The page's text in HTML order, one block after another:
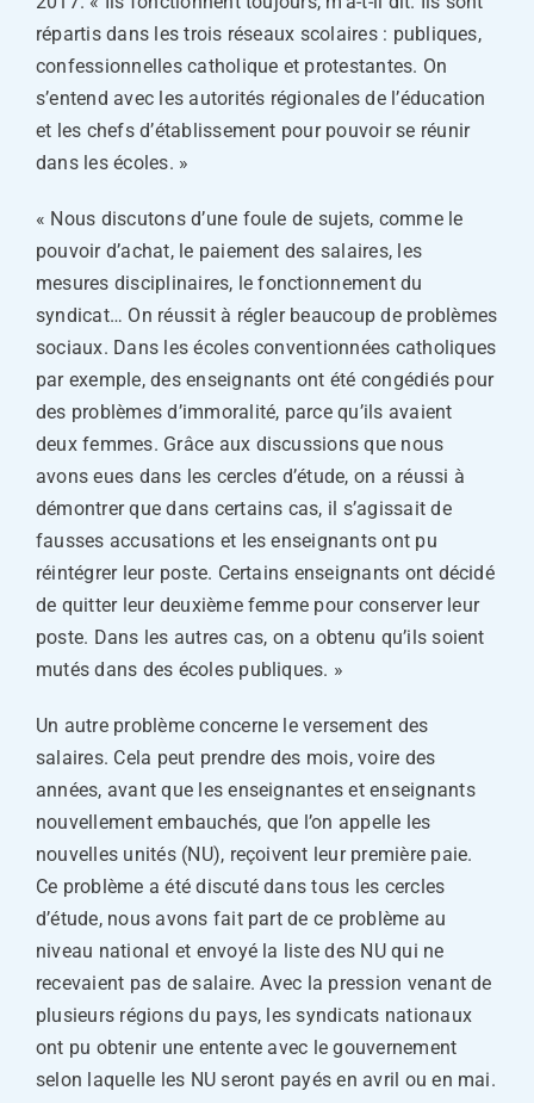
répartis dans les trois réseaux scolaires : publiques,
confessionnelles catholique et protestantes. On
s’entend avec les autorités régionales de l’éducation
et les chefs d’établissement pour pouvoir se réunir
dans les écoles. »
« Nous discutons d’une foule de sujets, comme le
pouvoir d’achat, le paiement des salaires, les
mesures disciplinaires, le fonctionnement du
syndicat… On réussit à régler beaucoup de problèmes
sociaux. Dans les écoles conventionnées catholiques
par exemple, des enseignants ont été congédiés pour
des problèmes d’immoralité, parce qu’ils avaient
deux femmes. Grâce aux discussions que nous
avons eues dans les cercles d’étude, on a réussi à
démontrer que dans certains cas, il s’agissait de
fausses accusations et les enseignants ont pu
réintégrer leur poste. Certains enseignants ont décidé
de quitter leur deuxième femme pour conserver leur
poste. Dans les autres cas, on a obtenu qu’ils soient
mutés dans des écoles publiques. »
Un autre problème concerne le versement des
salaires. Cela peut prendre des mois, voire des
années, avant que les enseignantes et enseignants
nouvellement embauchés, que l’on appelle les
nouvelles unités (NU), reçoivent leur première paie.
Ce problème a été discuté dans tous les cercles
d’étude, nous avons fait part de ce problème au
niveau national et envoyé la liste des NU qui ne
recevaient pas de salaire. Avec la pression venant de
plusieurs régions du pays, les syndicats nationaux
ont pu obtenir une entente avec le gouvernement
selon laquelle les NU seront payés en avril ou en mai.